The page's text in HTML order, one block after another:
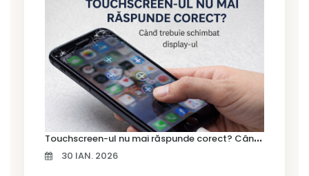
T
ouchscreen-ul nu mai răspunde corect? Când trebuie schimbat display-ul
30 IAN. 2026